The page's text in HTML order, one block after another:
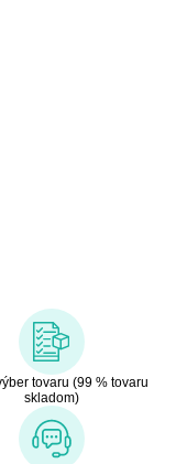
tovaru (99 % tovaru
skladom)